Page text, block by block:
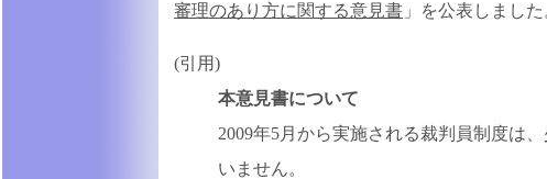
審理のあり方に関する意見書 」を公表しました
(引用)
本意見書について
2009年5月から実施される裁判員制度は
いません。